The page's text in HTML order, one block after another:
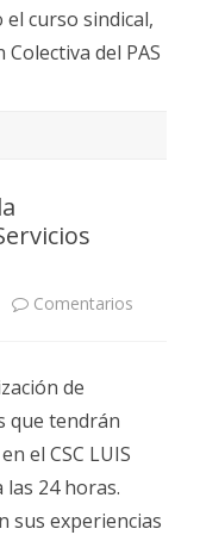
curso sindical,
del PAS
Comentarios
de
que tendrán
el CSC LUIS
las 24 horas.
sus experiencias